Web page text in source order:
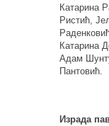
Катарина
Ристић,
Катарина
Адам
Пантовић.
Израда